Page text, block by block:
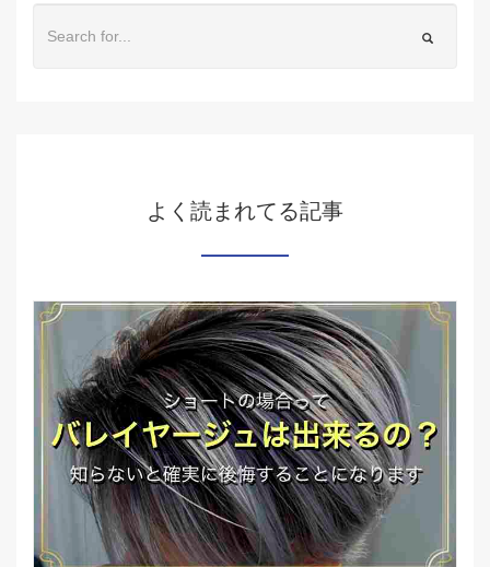
よく読まれてる記事